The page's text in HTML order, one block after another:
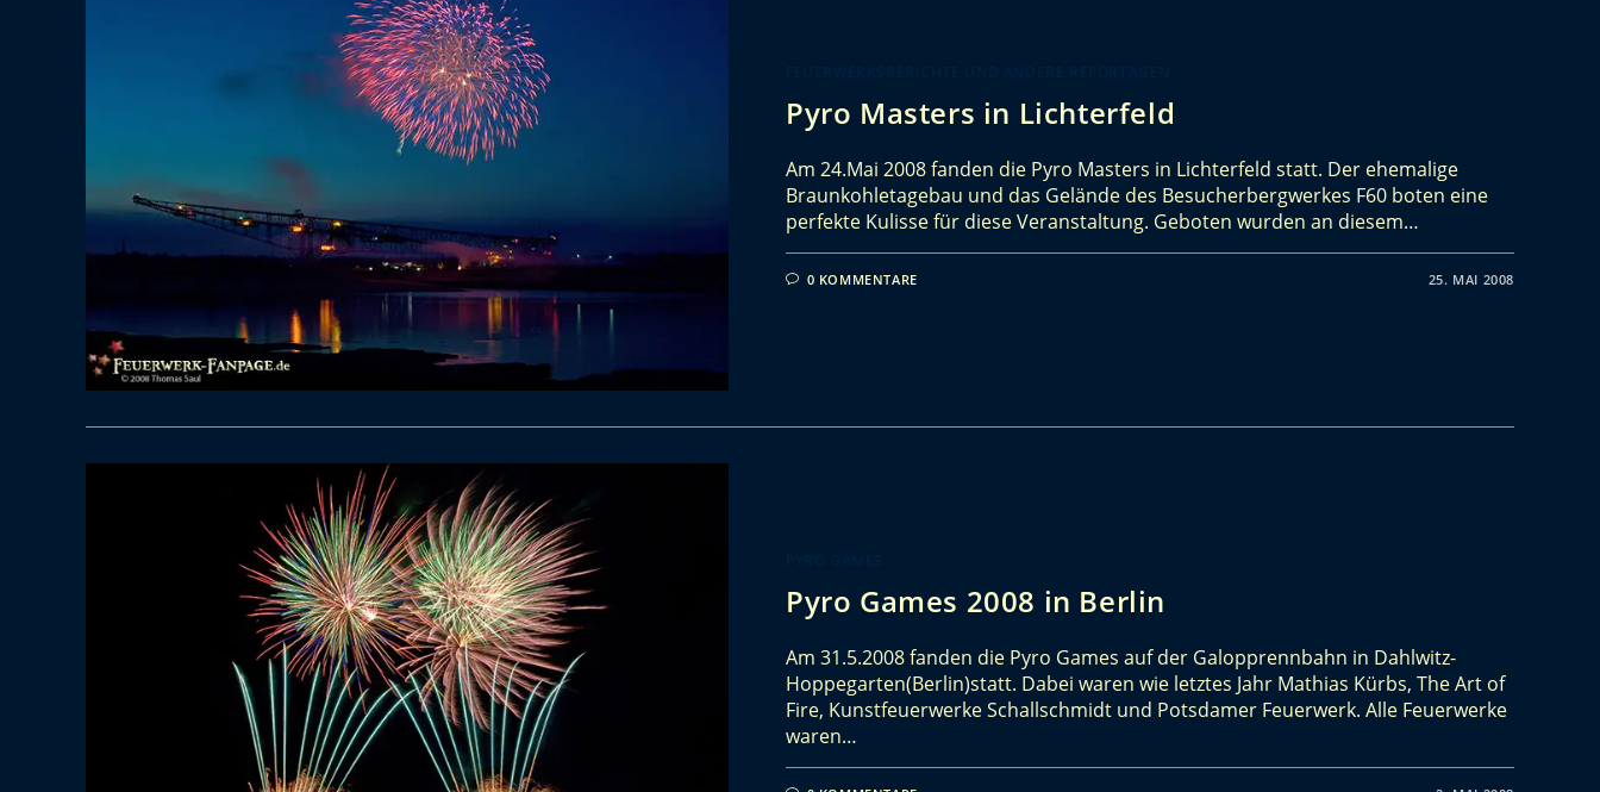
Pyro Masters in Lichterfeld
Am 24.Mai 2008 fanden die Pyro Masters in Lichterfeld statt. Der ehemalige
Braunkohletagebau und das Gelände des Besucherbergwerkes F60 boten eine
perfekte Kulisse für diese Veranstaltung. Geboten wurden an diesem…
0 KOMMENTARE 25. MAI 2008
Pyro Games 2008 in Berlin
Am 31.5.2008 fanden die Pyro Games auf der Galopprennbahn in Dahlwitz-
Hoppegarten(Berlin)statt. Dabei waren wie letztes Jahr Mathias Kürbs, The Art of
Fire, Kunstfeuerwerke Schallschmidt und Potsdamer Feuerwerk. Alle Feuerwerke
waren…